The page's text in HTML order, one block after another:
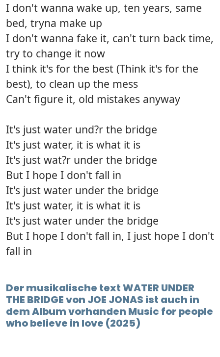
I don't wanna wake up, ten years, same
bed, tryna make up
I don't wanna fake it, can't turn back time,
try to change it now
I think it's for the best (Think it's for the
best), to clean up the mess
Can't figure it, old mistakes anyway
It's just water und?r the bridge
It's just water, it is what it is
It's just wat?r under the bridge
But I hope I don't fall in
It's just water under the bridge
It's just water, it is what it is
It's just water under the bridge
But I hope I don't fall in, I just hope I don't
fall in
Der musikalische text WATER UNDER
THE BRIDGE von JOE JONAS ist auch in
dem Album vorhanden Music for people
who believe in love (2025)